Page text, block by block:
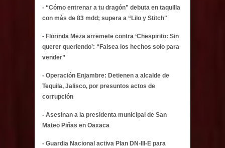
- “Cómo entrenar a tu dragón” debuta en taquilla
con más de 83 mdd; supera a “Lilo y Stitch"
- Florinda Meza arremete contra ‘Chespirito: Sin
querer queriendo’: “Falsea los hechos solo para
vender”
- Operación Enjambre: Detienen a alcalde de
Tequila, Jalisco, por presuntos actos de
corrupción
- Asesinan a la presidenta municipal de San
Mateo Piñas en Oaxaca
- Guardia Nacional activa Plan DN-III-E para